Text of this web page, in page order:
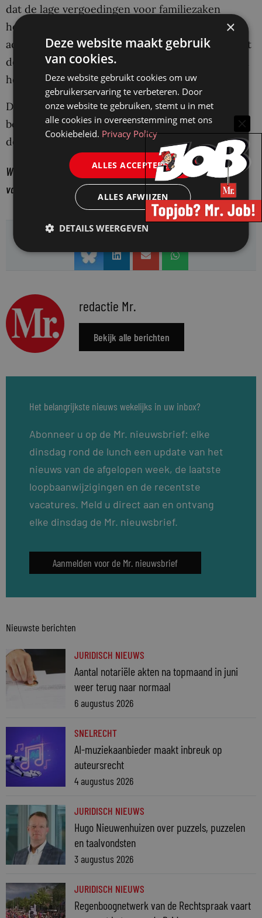
dat de lage vergoedingen voor familiezaken
hebben geleid tot een hoge uitstroom van
advocaten, zegt de woordvoerster. Evenmin heeft
de Raad gehoord dat rechtzoekenden problemen
hebben bij het vinden een advocaat.
De Raad voor Rechtsbijstand wacht nu op
bevindingen van de Commissie-Van der Meer in
de herfst van dit jaar.
Wilt u vanaf nu elke week een samenvatting van al het nieuws
van Mr. in uw mailbox?Klik hier
Delen:
redactie Mr.
Bekijk alle berichten
Het belangrijkste nieuws wekelijks in uw inbox?
Abonneer u op de Mr. nieuwsbrief: elke
dinsdag rond de lunch een update van het
nieuws van de afgelopen week, de laatste
loopbaanwijzigingen en de recentste
vacatures. Meld u direct aan en ontvang
elke dinsdag de Mr. nieuwsbrief.
Aanmelden voor de Mr. nieuwsbrief
Nieuwste berichten
JURIDISCH NIEUWS
Aantal notariële akten na topmaand in juni
weer terug naar normaal
6 augustus 2026
SNELRECHT
AI-muziekaanbieder maakt inbreuk op
auteursrecht
4 augustus 2026
JURIDISCH NIEUWS
Hugo Nieuwenhuizen over puzzels, puzzelen
en taalvondsten
3 augustus 2026
JURIDISCH NIEUWS
Regenboognetwerk van de Rechtspraak vaart
×
Deze website maakt gebruik
van cookies.
Deze website gebruikt cookies om uw
gebruikerservaring te verbeteren. Door
onze website te gebruiken, stemt u in met
alle cookies in overeenstemming met ons
Cookiebeleid. Privacy Policy
ALLES ACCEPTEREN
ALLES AFWIJZEN
DETAILS WEERGEVEN